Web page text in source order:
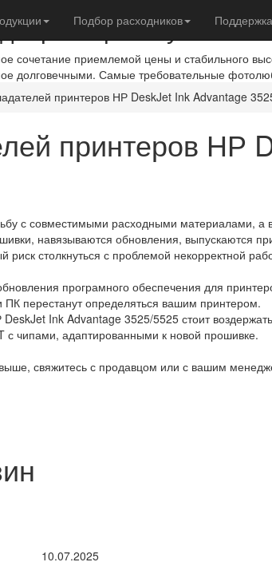
Подбор расходников Поддержка
с фотобумагой
сочетание приемлемой цены и стабильного
долговечными. Самые требовательные
принтеров НР DeskJet Ink Advantage
принтеров НР
с совместимыми расходными материалами,
навязываются обновления,
риск столкнуться с проблемой некорректной
програмного обеспечения для
перестанут определяться вашим принтером.
Ink Advantage 3525/5525 стоит
чипами, адаптированными к новой прошивке.
свяжитесь с продавцом или с вашим
10.07.2025